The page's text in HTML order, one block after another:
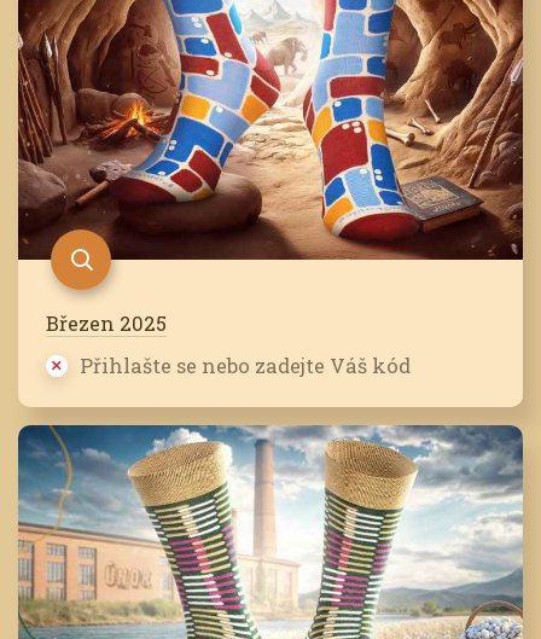
Březen 2025
Přihlašte se nebo zadejte Váš kód